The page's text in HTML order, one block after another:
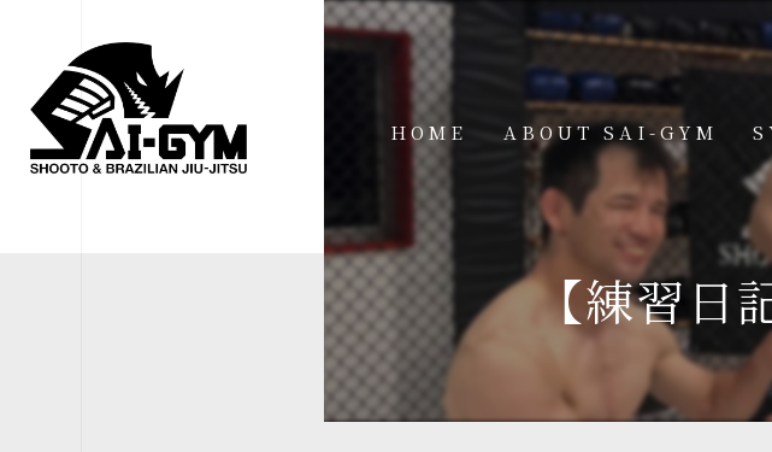
HOME ABOUT SAI-GYM
INSTRUCTOR
FAQ
FIGHTER
ACCESS
【練習日